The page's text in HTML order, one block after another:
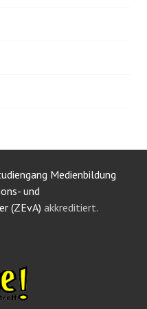
Medienbildung
und
(ZEvA) akkreditiert.